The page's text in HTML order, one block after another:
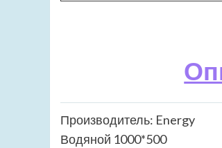
Производитель: Energy
Водяной 1000*500